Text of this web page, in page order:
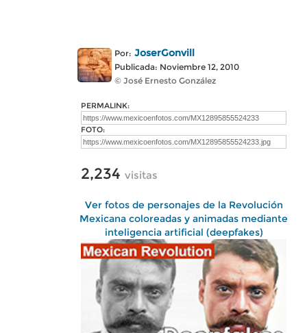
Por: JoserGonvill
Publicada: Noviembre 12, 2010
© José Ernesto González
PERMALINK:
FOTO:
2,234 visitas
Ver fotos de personajes de la Revolución
Mexicana coloreadas y animadas mediante
inteligencia artificial (deepfakes)